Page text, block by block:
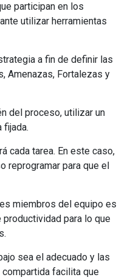
participan en los
utilizar herramientas
a fin de definir las
Amenazas, Fortalezas y
del proceso, utilizar un
fijada.
cada tarea. En este caso,
reprogramar para que el
miembros del equipo es
para lo que
sea el adecuado y las
facilita que